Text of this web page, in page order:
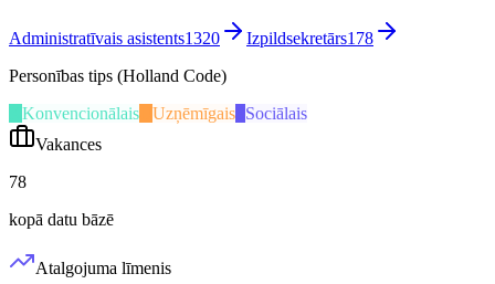
Administratīvais asistents1320 Izpildsekretārs178
Personības tips (Holland Code)
Konvencionālais Uzņēmīgais Sociālais
Vakances
78
kopā datu bāzē
Atalgojuma līmenis